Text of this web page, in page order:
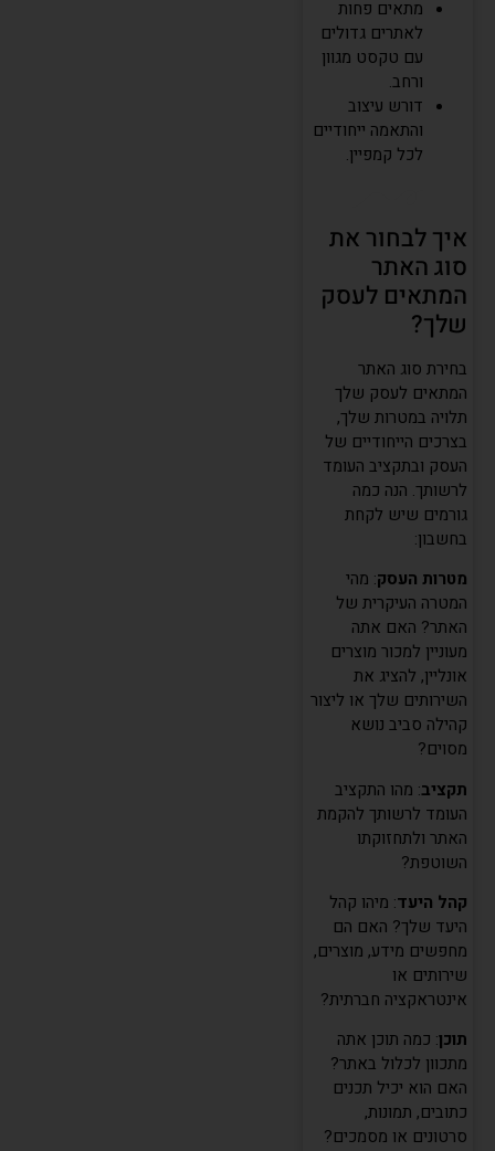
מתאים פחות
לאתרים גדולים
עם טקסט מגוון
ורחב.
דורש עיצוב
והתאמה ייחודיים
לכל קמפיין.
איך לבחור את
סוג האתר
המתאים לעסק
שלך?
בחירת סוג האתר
המתאים לעסק שלך
תלויה במטרות שלך,
בצרכים הייחודיים של
העסק ובתקציב העומד
לרשותך. הנה כמה
גורמים שיש לקחת
בחשבון:
מטרות העסק: מהי
המטרה העיקרית של
האתר? האם אתה
מעוניין למכור מוצרים
אונליין, להציג את
השירותים שלך או ליצור
קהילה סביב נושא
מסוים?
תקציב: מהו התקציב
העומד לרשותך להקמת
האתר ולתחזוקתו
השוטפת?
קהל היעד: מיהו קהל
היעד שלך? האם הם
מחפשים מידע, מוצרים,
שירותים או
אינטראקציה חברתית?
תוכן: כמה תוכן אתה
מתכוון לכלול באתר?
האם הוא יכיל תכנים
כתובים, תמונות,
סרטונים או מסמכים?